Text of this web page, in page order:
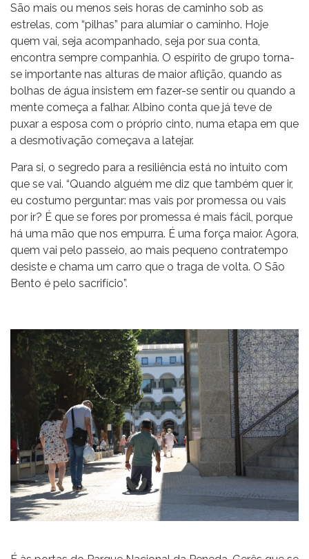
São mais ou menos seis horas de caminho sob as
estrelas, com “pilhas” para alumiar o caminho. Hoje
quem vai, seja acompanhado, seja por sua conta,
encontra sempre companhia. O espírito de grupo torna-
se importante nas alturas de maior aflição, quando as
bolhas de água insistem em fazer-se sentir ou quando a
mente começa a falhar. Albino conta que já teve de
puxar a esposa com o próprio cinto, numa etapa em que
a desmotivação começava a latejar.
Para si, o segredo para a resiliência está no intuito com
que se vai. “Quando alguém me diz que também quer ir,
eu costumo perguntar: mas vais por promessa ou vais
por ir? É que se fores por promessa é mais fácil, porque
há uma mão que nos empurra. É uma força maior. Agora,
quem vai pelo passeio, ao mais pequeno contratempo
desiste e chama um carro que o traga de volta. O São
Bento é pelo sacrifício”.